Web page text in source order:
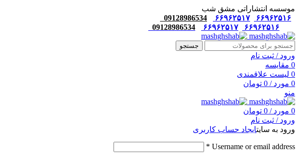
موسسه انتشاراتی مشق شب
۶۶۹۶۲۵۱۶
۶۶۹۶۲۵۱۷
09128986534
۶۶۹۶۲۵۱۶
۶۶۹۶۲۵۱۷ 09128986534
جستجو
ورود / ثبت نام
0 مقایسه
0 لیست علاقمندی
0 مورد /
0 تومان
منو
0 مورد /
0 تومان
ورود / ثبت نام
ورود به سایتایجاد حساب کاربری
Username or email address
*